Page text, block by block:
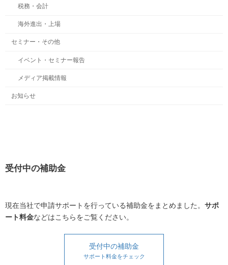
税務・会計
海外進出・上場
セミナー・その他
イベント・セミナー報告
メディア掲載情報
お知らせ
受付中の補助金
現在当社で申請サポートを行っている補助金をまとめました。 サポ
ート料金などはこちらをご覧ください。
受付中の補助金
サポート料金をチェック